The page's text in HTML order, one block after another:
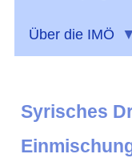
Über die IMÖ
Syrisches